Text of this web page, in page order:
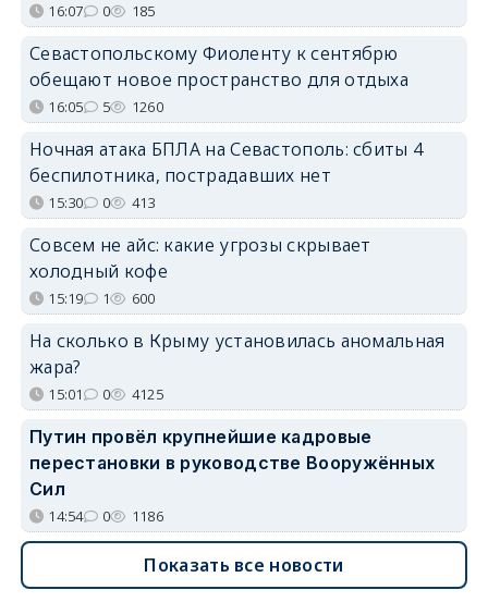
16:07 0 185
Севастопольскому Фиоленту к сентябрю
обещают новое пространство для отдыха
16:05 5 1260
Ночная атака БПЛА на Севастополь: сбиты 4
беспилотника, пострадавших нет
15:30 0 413
Совсем не айс: какие угрозы скрывает
холодный кофе
15:19 1 600
На сколько в Крыму установилась аномальная
жара?
15:01 0 4125
Путин провёл крупнейшие кадровые
перестановки в руководстве Вооружённых
Сил
14:54 0 1186
Показать все новости